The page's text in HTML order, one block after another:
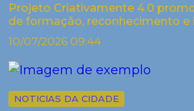
Projeto Criativamente 4.0
de formação, reconhecimento e
artistas de Palestina
10/07/2026 09:44
NOTICIAS DA CIDADE